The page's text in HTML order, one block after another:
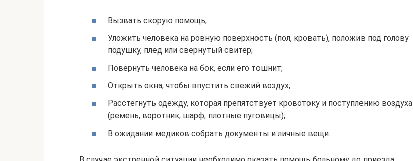
Вызвать скорую помощь;
Уложить человека на ровную поверхность (пол, кровать), положив под голову
подушку, плед или свернутый свитер;
Повернуть человека на бок, если его тошнит;
Открыть окна, чтобы впустить свежий воздух;
Расстегнуть одежду, которая препятствует кровотоку и поступлению воздуха
(ремень, воротник, шарф, плотные пуговицы);
В ожидании медиков собрать документы и личные вещи.